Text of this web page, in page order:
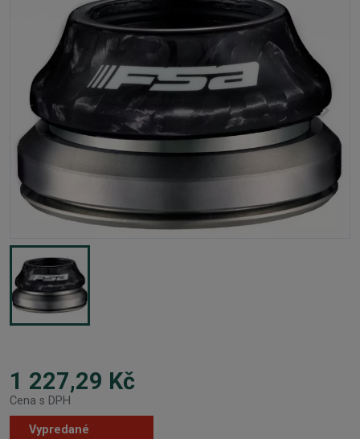
1 227,29 Kč
Cena s DPH
Vypredané